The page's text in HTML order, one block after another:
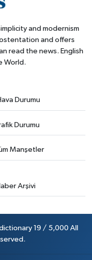
and modernism
and offers
read the news. English
World.
Durumu
Durumu
Manşetler
Arşivi
19 / 5,000 All